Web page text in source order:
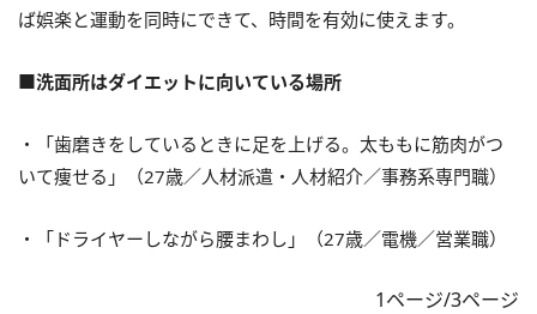
ば娯楽と運動を同時にできて、時間を有効に使えます。
■洗面所はダイエットに向いている場所
・「歯磨きをしているときに足を上げる。太ももに筋肉がつ
いて痩せる」（27歳／人材派遣・人材紹介／事務系専門職）
・「ドライヤーしながら腰まわし」（27歳／電機／営業職）
1ページ/3ページ